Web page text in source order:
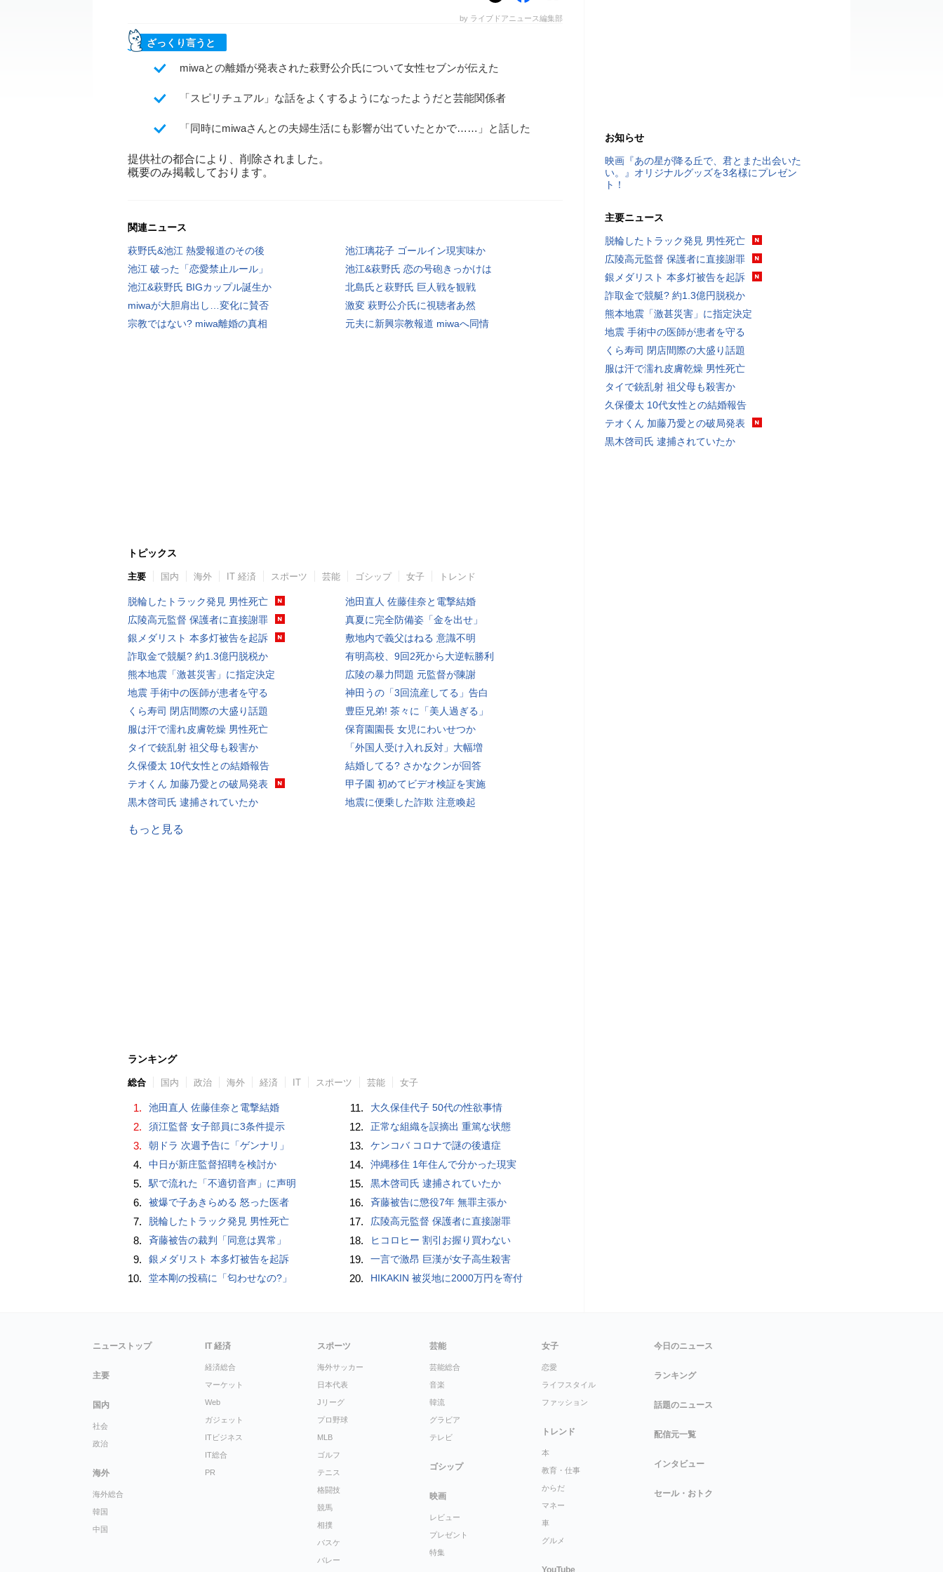
by ライブドアニュース編集部
ざっくり言うと
miwaとの離婚が発表された萩野公介氏について女性セブンが伝えた
「スピリチュアル」な話をよくするようになったようだと芸能関係者
「同時にmiwaさんとの夫婦生活にも影響が出ていたとかで……」と話した
提供社の都合により、削除されました。
概要のみ掲載しております。
関連ニュース
萩野氏&池江 熱愛報道のその後
池江璃花子 ゴールイン現実味か
池江 破った「恋愛禁止ルール」
池江&萩野氏 恋の号砲きっかけは
池江&萩野氏 BIGカップル誕生か
北島氏と萩野氏 巨人戦を観戦
miwaが大胆肩出し…変化に賛否
激変 萩野公介氏に視聴者あ然
宗教ではない? miwa離婚の真相
元夫に新興宗教報道 miwaへ同情
トピックス
主要 国内 海外 IT 経済 スポーツ 芸能 ゴシップ 女子 トレンド
脱輪したトラック発見 男性死亡
広陵高元監督 保護者に直接謝罪
銀メダリスト 本多灯被告を起訴
詐取金で競艇? 約1.3億円脱税か
熊本地震「激甚災害」に指定決定
地震 手術中の医師が患者を守る
くら寿司 閉店間際の大盛り話題
服は汗で濡れ皮膚乾燥 男性死亡
タイで銃乱射 祖父母も殺害か
久保優太 10代女性との結婚報告
テオくん 加藤乃愛との破局発表
黒木啓司氏 逮捕されていたか
池田直人 佐藤佳奈と電撃結婚
真夏に完全防備姿「金を出せ」
敷地内で義父はねる 意識不明
有明高校、9回2死から大逆転勝利
広陵の暴力問題 元監督が陳謝
神田うの「3回流産してる」告白
豊臣兄弟! 茶々に「美人過ぎる」
保育園園長 女児にわいせつか
「外国人受け入れ反対」大幅増
結婚してる? さかなクンが回答
甲子園 初めてビデオ検証を実施
地震に便乗した詐欺 注意喚起
もっと見る
ランキング
総合 国内 政治 海外 経済 IT スポーツ 芸能 女子
1. 池田直人 佐藤佳奈と電撃結婚
2. 須江監督 女子部員に3条件提示
3. 朝ドラ 次週予告に「ゲンナリ」
4. 中日が新庄監督招聘を検討か
5. 駅で流れた「不適切音声」に声明
6. 被爆で子あきらめる 怒った医者
7. 脱輪したトラック発見 男性死亡
8. 斉藤被告の裁判「同意は異常」
9. 銀メダリスト 本多灯被告を起訴
10. 堂本剛の投稿に「匂わせなの?」
11. 大久保佳代子 50代の性欲事情
12. 正常な組織を誤摘出 重篤な状態
13. ケンコバ コロナで謎の後遺症
14. 沖縄移住 1年住んで分かった現実
15. 黒木啓司氏 逮捕されていたか
16. 斉藤被告に懲役7年 無罪主張か
17. 広陵高元監督 保護者に直接謝罪
18. ヒコロヒー 割引お握り買わない
19. 一言で激昂 巨漢が女子高生殺害
20. HIKAKIN 被災地に2000万円を寄付
お知らせ
映画『あの星が降る丘で、君とまた出会いた
い。』オリジナルグッズを3名様にプレゼン
ト！
主要ニュース
脱輪したトラック発見 男性死亡
広陵高元監督 保護者に直接謝罪
銀メダリスト 本多灯被告を起訴
詐取金で競艇? 約1.3億円脱税か
熊本地震「激甚災害」に指定決定
地震 手術中の医師が患者を守る
くら寿司 閉店間際の大盛り話題
服は汗で濡れ皮膚乾燥 男性死亡
タイで銃乱射 祖父母も殺害か
久保優太 10代女性との結婚報告
テオくん 加藤乃愛との破局発表
黒木啓司氏 逮捕されていたか
ニューストップ
主要
国内
社会
政治
海外
海外総合
韓国
中国
IT 経済
経済総合
マーケット
Web
ガジェット
ITビジネス
IT総合
PR
スポーツ
海外サッカー
日本代表
Jリーグ
プロ野球
MLB
ゴルフ
テニス
格闘技
競馬
相撲
バスケ
バレー
芸能
芸能総合
音楽
韓流
グラビア
テレビ
ゴシップ
映画
レビュー
プレゼント
特集
女子
恋愛
ライフスタイル
ファッション
トレンド
本
教育・仕事
からだ
マネー
車
グルメ
YouTube
今日のニュース
ランキング
話題のニュース
配信元一覧
インタビュー
セール・おトク